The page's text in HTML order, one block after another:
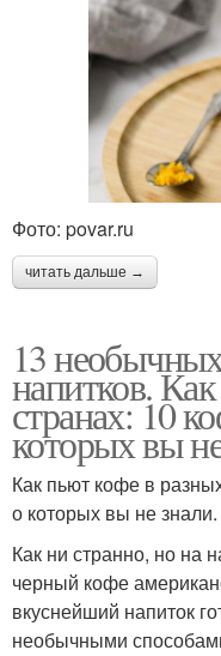
Фото: povar.ru
читать дальше →
13
напитков.
странах: 10
которых вы
Как пьют кофе в
о которых вы не знали.
Как ни странно, но на
черный кофе
вкуснейший напиток
необычными